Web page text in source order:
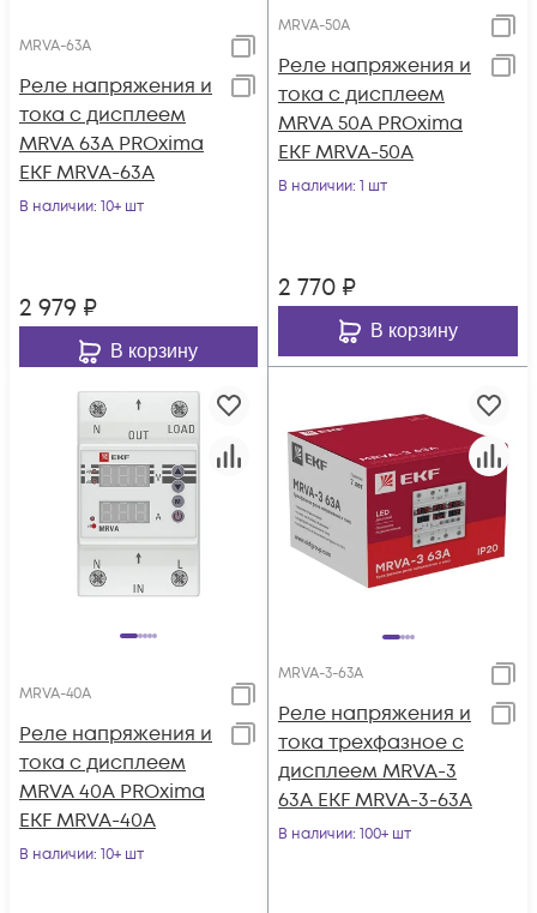
MRVA-63A
Реле напряжения и
тока с дисплеем
MRVA 63А PROxima
EKF MRVA-63A
В наличии: 10+ шт
2 979 ₽
В корзину
MRVA-50A
Реле напряжения и
тока с дисплеем
MRVA 50А PROxima
EKF MRVA-50A
В наличии: 1 шт
2 770 ₽
В корзину
MRVA-40A
Реле напряжения и
тока с дисплеем
MRVA 40А PROxima
EKF MRVA-40A
В наличии: 10+ шт
MRVA-3-63A
Реле напряжения и
тока трехфазное с
дисплеем MRVA-3
63A EKF MRVA-3-63A
В наличии: 100+ шт